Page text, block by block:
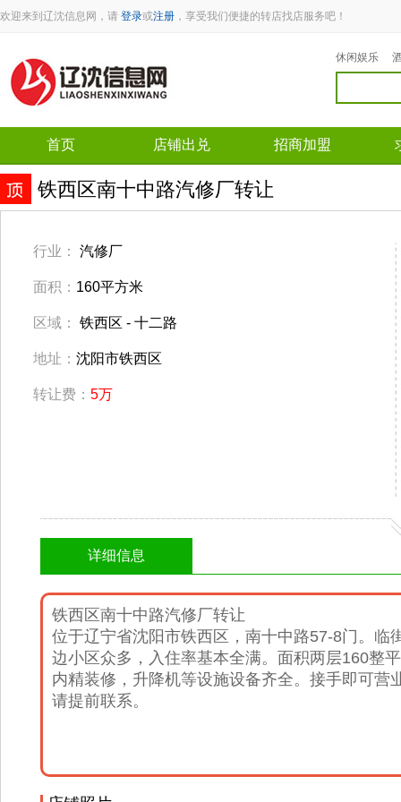
欢迎来到辽沈信息网，请 登录或注册 ，享受我们便捷的转店找店服务吧！
休闲娱乐
首页 店铺出兑 招商加盟
铁西区南十中路汽修厂转让
行业： 汽修厂
面积： 160平方米
区域： 铁西区 - 十二路
地址： 沈阳市铁西区
转让费： 5万
详细信息
铁西区南十中路汽修厂转让
位于辽宁省沈阳市铁西区，南十中路57-8门。
边小区众多，入住率基本全满。面积两层160整
内精装修，升降机等设施设备齐全。接手即可
请提前联系。